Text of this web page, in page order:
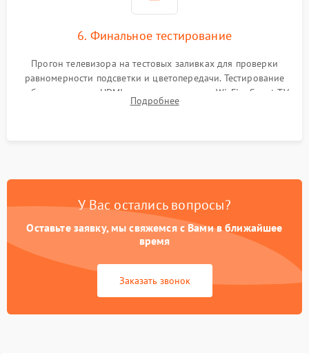
6. Финальное тестирование
Прогон телевизора на тестовых заливках для проверки
равномерности подсветки и цветопередачи. Тестирование
работы разъемов HDMI, динамиков, модуля Wi-Fi и Smart TV
в рабочем режиме в течение нескольких часов.
Подробнее
У Вас остались вопросы?
Оставьте заявку, мы свяжемся с Вами в ближайшее
время
Заказать звонок